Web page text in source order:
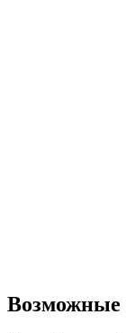
Возможные